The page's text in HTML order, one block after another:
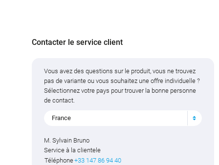
Contacter le service client
Vous avez des questions sur le produit, vous ne trouvez
pas de variante ou vous souhaitez une offre individuelle ?
Sélectionnez votre pays pour trouver la bonne personne
de contact.
France
M. Sylvain Bruno
Service à la clientele
Téléphone+33 147 86 94 40